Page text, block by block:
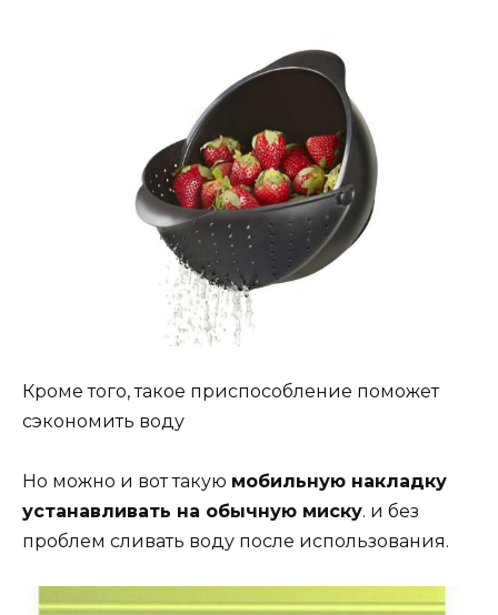
Кроме того, такое приспособление поможет
сэкономить воду
Но можно и вот такую мобильную накладку
устанавливать на обычную миску. и без
проблем сливать воду после использования.